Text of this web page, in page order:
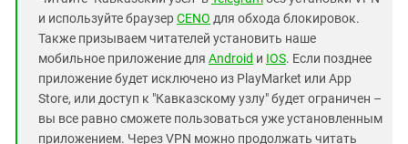
и используйте браузерCENO для обхода блокировок.
Также призываем читателей установить наше
мобильное приложение для Android и IOS. Если позднее
приложение будет исключено из PlayMarket или App
Store, или доступ к "Кавказскому узлу" будет ограничен –
вы все равно сможете пользоваться уже установленным
приложением. Через VPN можно продолжать читать